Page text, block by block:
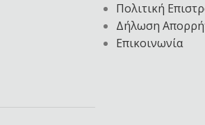
Πολιτική
Δήλωση
Επικοινωνία